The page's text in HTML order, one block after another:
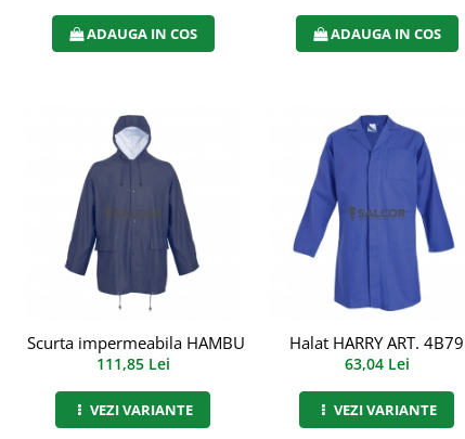
ADAUGA IN COS ADAUGA IN COS
Scurta impermeabila HAMBURG ART. B873
111,85 Lei
VEZI VARIANTE
Halat HARRY ART. 4B79
63,04 Lei
VEZI VARIANTE